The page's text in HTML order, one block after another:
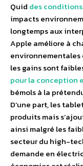
Quid des
impacts
longtemps aux
Apple améliore à
environnementales
les gains sont
pour la conception
bémols à la
D’une part, les
produits mais
ainsi malgré les
secteur du high-
demande en